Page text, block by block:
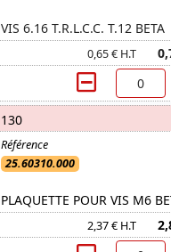
VIS 6.16 T.R.L.C.C. T.12 BETA
0,65 € H.T
130
25.60310.000
PLAQUETTE POUR VIS M6
2,37 € H.T